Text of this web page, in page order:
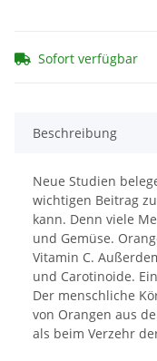
Sofort verfügbar
Beschreibung
Neue Studien
wichtigen Beitrag
kann. Denn viele
und Gemüse.
Vitamin C.
und Carotinoide.
Der menschliche
von Orangen aus
als beim Verzehr